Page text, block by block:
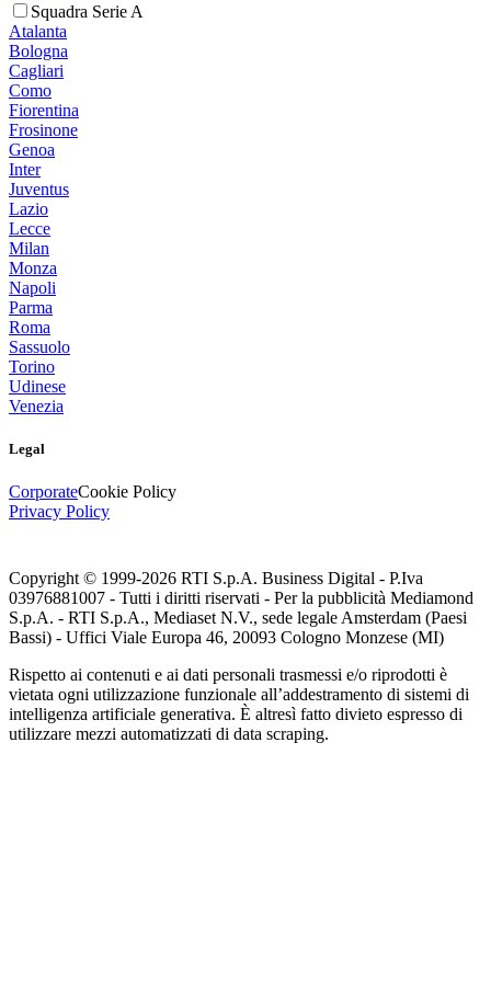
Squadra Serie A
Atalanta
Bologna
Cagliari
Como
Fiorentina
Frosinone
Genoa
Inter
Juventus
Lazio
Lecce
Milan
Monza
Napoli
Parma
Roma
Sassuolo
Torino
Udinese
Venezia
Legal
CorporateCookie Policy
Privacy Policy
Copyright © 1999-2026 RTI S.p.A. Business Digital - P.Iva
03976881007 - Tutti i diritti riservati - Per la pubblicità Mediamond
S.p.A. - RTI S.p.A., Mediaset N.V., sede legale Amsterdam (Paesi
Bassi) - Uffici Viale Europa 46, 20093 Cologno Monzese (MI)
Rispetto ai contenuti e ai dati personali trasmessi e/o riprodotti è
vietata ogni utilizzazione funzionale all’addestramento di sistemi di
intelligenza artificiale generativa. È altresì fatto divieto espresso di
utilizzare mezzi automatizzati di data scraping.